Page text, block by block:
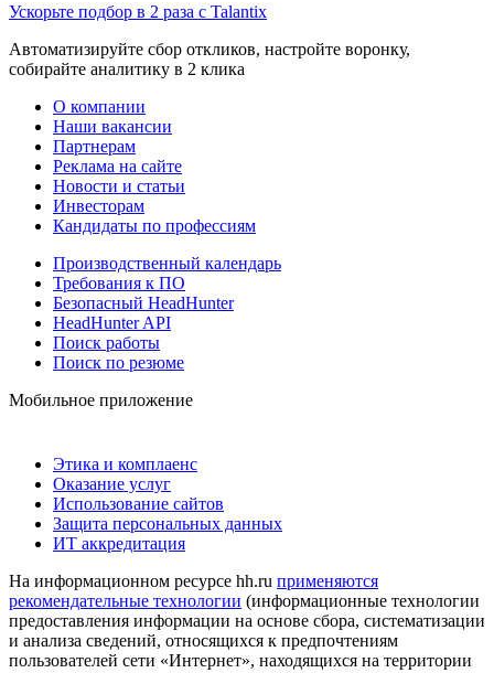
Ускорьте подбор в 2 раза с Talantix
Автоматизируйте сбор откликов, настройте воронку,
собирайте аналитику в 2 клика
О компании
Наши вакансии
Партнерам
Реклама на сайте
Новости и статьи
Инвесторам
Кандидаты по профессиям
Производственный календарь
Требования к ПО
Безопасный HeadHunter
HeadHunter API
Поиск работы
Поиск по резюме
Мобильное приложение
Этика и комплаенс
Оказание услуг
Использование сайтов
Защита персональных данных
ИТ аккредитация
На информационном ресурсе hh.ru применяются
рекомендательные технологии (информационные технологии
предоставления информации на основе сбора, систематизации
и анализа сведений, относящихся к предпочтениям
пользователей сети «Интернет», находящихся на территории